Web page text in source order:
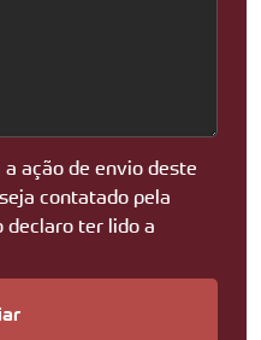
ação de envio deste
contatado pela
declaro ter lido a